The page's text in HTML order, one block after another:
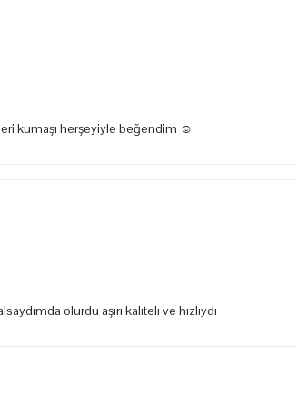
kumaşı herşeyiyle beğendim ☺️
olurdu aşırı kalıtelı ve hızlıydı